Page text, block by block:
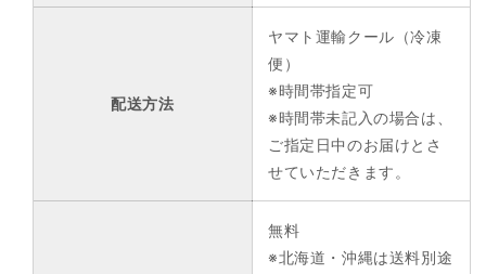
配送方法
ヤマト運輸クール（冷凍
便）
※時間帯指定可
※時間帯未記入の場合は、
ご指定日中のお届けとさ
せていただきます。
無料
※北海道・沖縄は送料別途